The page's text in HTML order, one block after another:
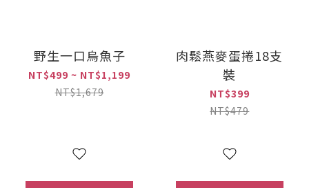
野生一口烏魚子
NT$499 ~ NT$1,199
NT$1,679
肉鬆燕麥蛋捲18支
裝
NT$399
NT$479